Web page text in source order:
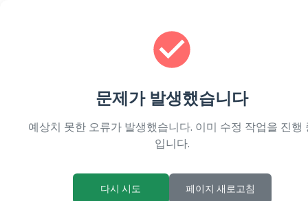
문제가 발생했습니다
예상치 못한 오류가 발생했습니다. 이미 수정 작업을 진행
입니다.
다시 시도 페이지 새로고침